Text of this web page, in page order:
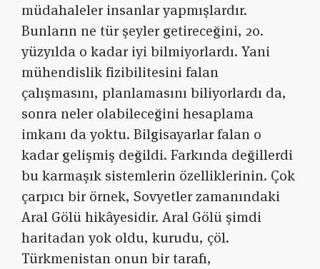
müdahaleler insanlar yapmışlardır.
Bunların ne tür şeyler getireceğini, 20.
yüzyılda o kadar iyi bilmiyorlardı. Yani
mühendislik fizibilitesini falan
çalışmasını, planlamasını biliyorlardı da,
sonra neler olabileceğini hesaplama
imkanı da yoktu. Bilgisayarlar falan o
kadar gelişmiş değildi. Farkında değillerdi
bu karmaşık sistemlerin özelliklerinin. Çok
çarpıcı bir örnek, Sovyetler zamanındaki
Aral Gölü hikâyesidir. Aral Gölü şimdi
haritadan yok oldu, kurudu, çöl.
Türkmenistan onun bir tarafı,